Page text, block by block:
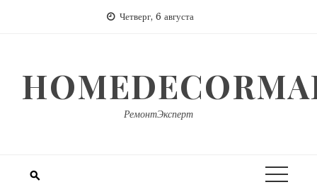
Четверг, 6 августа
РемонтЭксперт